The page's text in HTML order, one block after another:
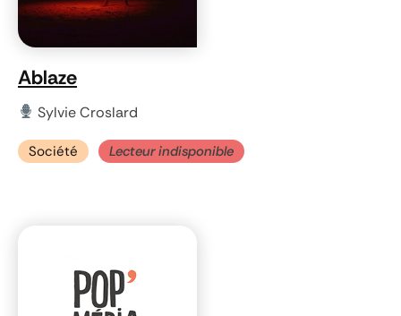
Ablaze
Sylvie Croslard
Société Lecteur indisponible